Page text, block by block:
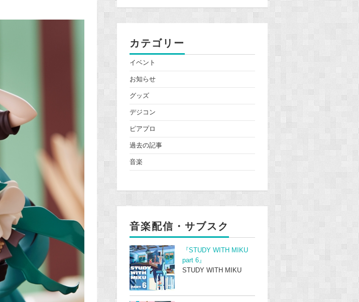
カテゴリー
イベント
お知らせ
グッズ
デジコン
ピアプロ
過去の記事
音楽
音楽配信・サブスク
『STUDY WITH MIKU
part 6』
STUDY WITH MIKU